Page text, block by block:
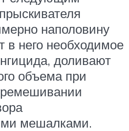
наполовину
в него необходимое
доливают
объема при
мешалками.